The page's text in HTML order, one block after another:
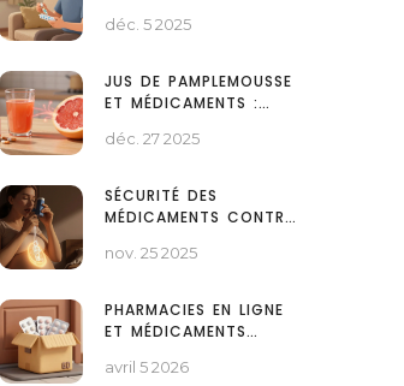
DOSE ET GÉRER LES
déc. 5 2025
JUS DE PAMPLEMOUSSE
ET MÉDICAMENTS :
INTERACTIONS
déc. 27 2025
SÉCURITÉ DES
MÉDICAMENTS CONTRE
GROSSESSE ET
nov. 25 2025
PHARMACIES EN LIGNE
ET MÉDICAMENTS
AVANTAGES ET
avril 5 2026